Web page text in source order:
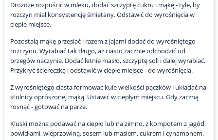
Drożdże rozpuścić w mleku, dodać szczyptę cukru i mąkę - tyle, by
rozczyn miał konsystencję śmietany. Odstawić do wyrośnięcia w
ciepłe miejsce.
Pozostałą mąkę przesiać i razem z jajami dodać do wyrośniętego
rozczynu. Wyrabiać tak długo, aż ciasto zacznie odchodzić od
brzegów naczynia. Dodać letnie masło, szczyptę soli i dalej wyrabiać.
Przykryć ściereczką i odstawić w ciepłe miejsce - do wyrośnięcia.
Z wyrośniętego ciasta formować kule wielkości pączków i układać na
stolnicy oprószonej mąką. Ustawić w ciepłym miejscu. Gdy zaczną
rosnąć - gotować na parze.
Kluski można podawać na ciepło lub na zimno, z kompotem z jagód,
powidłami, wieprzowiną, sosem lub masłem, cukrem i cynamonem.